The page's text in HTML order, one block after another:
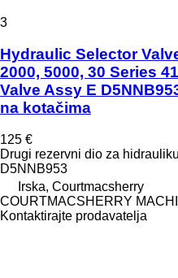
3
Hydraulic Selector
2000, 5000, 30 Series
Valve Assy E
na kotačima
125 €
Drugi rezervni dio za hidrauliku
D5NNB953
Irska, Courtmacsherry
COURTMACSHERRY
Kontaktirajte prodavatelja